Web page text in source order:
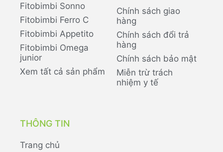
Fitobimbi Sonno
Fitobimbi Ferro C
Fitobimbi Appetito
Fitobimbi Omega
junior
Xem tất cả sản phẩm
Chính sách giao
hàng
Chính sách đổi trả
hàng
Chính sách bảo mật
Miễn trừ trách
nhiệm y tế
THÔNG TIN
Trang chủ